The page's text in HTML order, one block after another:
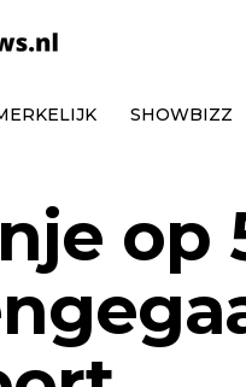
SHOWBIZZ
op